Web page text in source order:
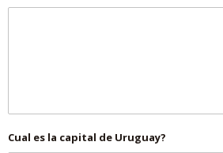
Cual es la capital de Uruguay?